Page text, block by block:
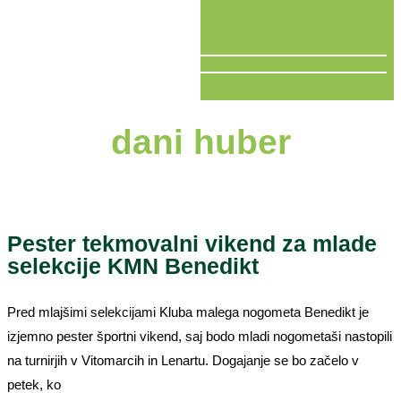
dani huber
Pester tekmovalni vikend za mlade
selekcije KMN Benedikt
Pred mlajšimi selekcijami Kluba malega nogometa Benedikt je
izjemno pester športni vikend, saj bodo mladi nogometaši nastopili
na turnirjih v Vitomarcih in Lenartu. Dogajanje se bo začelo v
petek, ko